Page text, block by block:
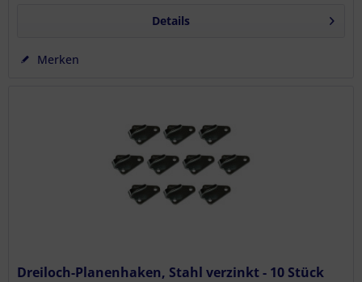
Details
Merken
Dreiloch-Planenhaken, Stahl verzinkt - 10 Stück